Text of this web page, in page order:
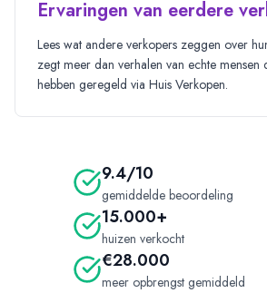
Ervaringen van eerdere
Lees wat andere verkopers zeggen over
zegt meer dan verhalen van echte mensen
hebben geregeld via Huis Verkopen.
9.4/10
gemiddelde beoordeling
15.000+
huizen verkocht
€28.000
meer opbrengst gemiddeld